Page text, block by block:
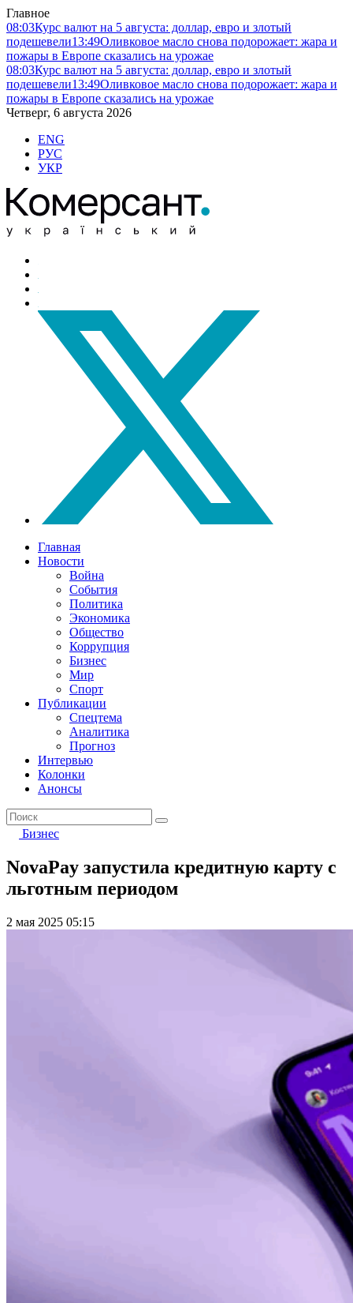
Главное
08:03Курс валют на 5 августа: доллар, евро и злотый
подешевели13:49Оливковое масло снова подорожает: жара и
пожары в Европе сказались на урожае
08:03Курс валют на 5 августа: доллар, евро и злотый
подешевели13:49Оливковое масло снова подорожает: жара и
пожары в Европе сказались на урожае
Четверг, 6 августа 2026
ENG
РУС
УКР
Главная
Новости
Война
События
Политика
Экономика
Общество
Коррупция
Бизнес
Мир
Спорт
Публикации
Спецтема
Аналитика
Прогноз
Интервью
Колонки
Анонсы
Бизнес
NovaPay запустила кредитную карту с
льготным периодом
2 мая 2025 05:15